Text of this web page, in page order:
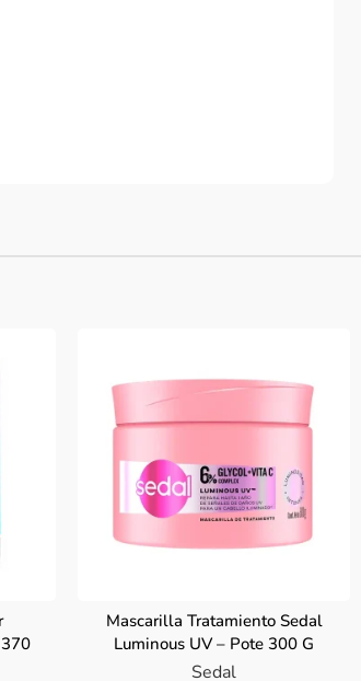
Mascarilla Tratamiento Sedal
Luminous UV – Pote 300 G
Sedal